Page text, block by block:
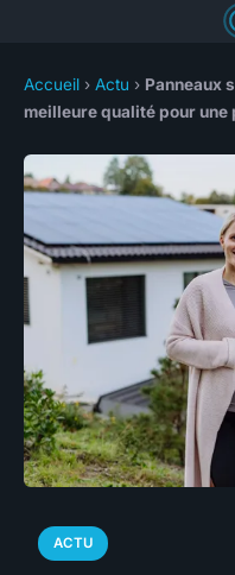
Accueil › Actu › Panneaux
meilleure qualité pour
ACTU